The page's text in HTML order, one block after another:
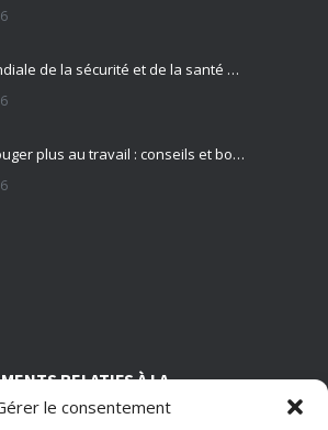
le consentement
Journée mondiale de la sécurité et de la santé au travail : focus sur la prévention des risques professionnels
Comment bouger plus au travail : conseils et bonnes pratiques pour préserver sa santé
RELATIFS À LA
SUR NOS CONDITIONS